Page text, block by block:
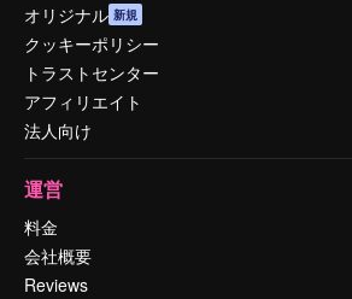
オリジナル 新規
クッキーポリシー
トラストセンター
アフィリエイト
法人向け
運営
料金
会社概要
Reviews